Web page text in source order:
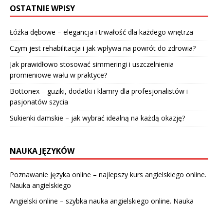
OSTATNIE WPISY
Łóżka dębowe – elegancja i trwałość dla każdego wnętrza
Czym jest rehabilitacja i jak wpływa na powrót do zdrowia?
Jak prawidłowo stosować simmeringi i uszczelnienia
promieniowe wału w praktyce?
Bottonex – guziki, dodatki i klamry dla profesjonalistów i
pasjonatów szycia
Sukienki damskie – jak wybrać idealną na każdą okazję?
NAUKA JĘZYKÓW
Poznawanie języka online – najlepszy kurs angielskiego online.
Nauka angielskiego
Angielski online – szybka nauka angielskiego online. Nauka